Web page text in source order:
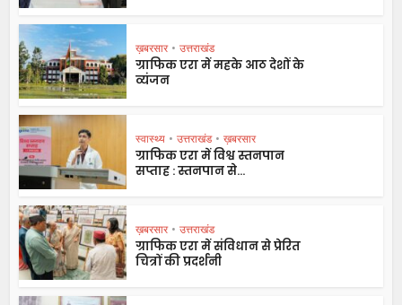
ख़बरसार • उत्तराखंड
ग्राफिक एरा में महके आठ देशों के
व्यंजन
स्वास्थ्य • उत्तराखंड • ख़बरसार
ग्राफिक एरा में विश्व स्तनपान
सप्ताह : स्तनपान से...
ख़बरसार • उत्तराखंड
ग्राफिक एरा में संविधान से प्रेरित
चित्रों की प्रदर्शनी